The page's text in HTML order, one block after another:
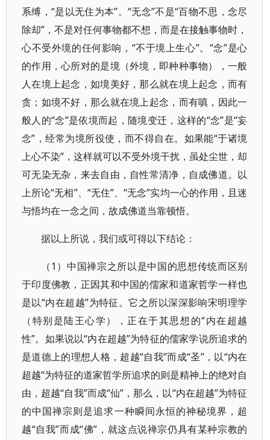
系缚，“是以无住为本”。“无念”不是“百物不思，念尽
除却”，不是对任何事物都不想，而是在接触事物时，
心不受外境的任何影响，“不于境上生心”。“念”是心
的作用，心所对的是境（外境，即种种事物），一般
人在境上起念，如境美好，那么就在境上起念，而有
贪；如境不好，那么就在境上起念，而有嗔，因此一
般人的“念”是依境而起，随境变迁，这样的“念”是“妄
念”，经常为境所役使，而不得自在。如果能“于诸境
上心不染”，这样就可以不受外境干扰，虽处尘世，却
可无染无杂，来去自由，自性常清净，自成佛道。以
上所论“无相”、“无住”、“无念”实均一心的作用，且迷
与悟均在一念之间，故成佛道当靠顿悟。
据以上所说，我们或可得以下结论：
（1）中国禅宗之所以是中国的思想传统而区别
于印度佛教，正因其和中国的儒家和道家哲学一样也
是以“内在超越”为特征。它之所以深深影响宋明理学
（特别是陆王心学），正在于其思想的“内在超越
性”。如果说以“内在超越”为特征的儒家学说所追求的
是道德上的理想人格，超越“自我”而成“圣”，以“内在
超越“为特征的道家哲学所追求的则是精神上的绝对自
由，超越“自我”而成“仙”，那么，以“内在超越”为特征
的中国禅宗则是追求一种瞬间永恒的神秘境界，超
越“自我”而成“佛”，就这点说禅宗仍具有某种宗教的